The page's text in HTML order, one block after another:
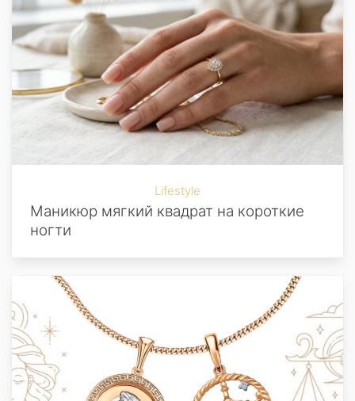
Lifestyle
Маникюр мягкий квадрат на короткие
ногти